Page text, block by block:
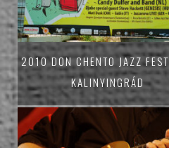
2010 DON CHENTO JAZZ
KALINYINGRÁD